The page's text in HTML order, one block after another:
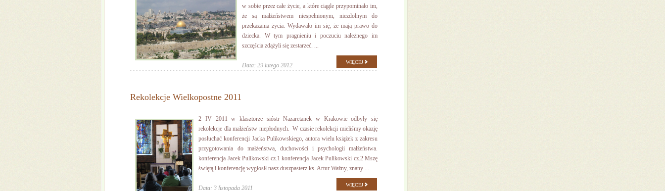
w sobie przez całe życie, a które ciągle przypominało im,
że są małżeństwem niespełnionym, niezdolnym do
przekazania życia. Wydawało im się, że mają prawo do
dziecka. W tym pragnieniu i poczuciu należnego im
szczęścia zdążyli się zestarzeć. ...
Data: 29 lutego 2012 WIĘCEJ
Rekolekcje Wielkopostne 2011
2 IV 2011 w klasztorze sióstr Nazaretanek w Krakowie odbyły się
rekolekcje dla małżeństw niepłodnych. W czasie rekolekcji mieliśmy okazję
posłuchać konferencji Jacka Pulikowskiego, autora wielu książek z zakresu
przygotowania do małżeństwa, duchowości i psychologii małżeństwa.
konferencja Jacek Pulikowski cz.1 konferencja Jacek Pulikowski cz.2 Mszę
świętą i konferencję wygłosił nasz duszpasterz ks. Artur Ważny, znany ...
Data: 3 listopada 2011 WIĘCEJ